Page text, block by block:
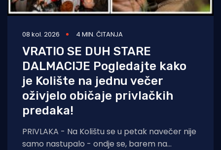
08 kol. 2026 4 MIN. ČITANJA
VRATIO SE DUH STARE
DALMACIJE Pogledajte kako
je Kolište na jednu večer
oživjelo običaje privlačkih
predaka!
PRIVLAKA - Na Kolištu se u petak navečer nije
samo nastupalo - ondje se, barem na